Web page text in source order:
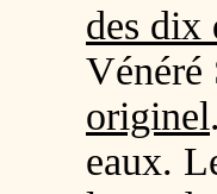
des dix
Vénéré
originel
eaux.